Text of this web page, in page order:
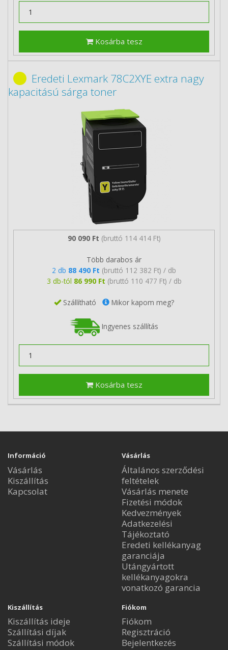
Kosárba tesz
Eredeti Lexmark 78C2XYE extra nagy
kapacitású sárga toner
90 090 Ft (bruttó 114 414 Ft)
Több darabos ár
2 db 88 490 Ft (bruttó 112 382 Ft) / db
3 db-tól 86 990 Ft (bruttó 110 477 Ft) / db
Szállítható Mikor kapom meg?
Ingyenes szállítás
Kosárba tesz
Információ
Vásárlás
Kiszállítás
Kapcsolat
Vásárlás
Általános szerződési
feltételek
Vásárlás menete
Fizetési módok
Kedvezmények
Adatkezelési
Tájékoztató
Eredeti kellékanyag
garanciája
Utángyártott
kellékanyagokra
vonatkozó garancia
Kiszállítás
Kiszállítás ideje
Szállítási díjak
Szállítási módok
Fiókom
Fiókom
Regisztráció
Bejelentkezés